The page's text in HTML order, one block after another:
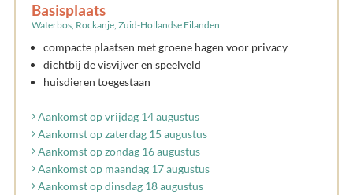
Basisplaats
Waterbos, Rockanje, Zuid-Hollandse Eilanden
compacte plaatsen met groene hagen voor privacy
dichtbij de visvijver en speelveld
huisdieren toegestaan
Aankomst op vrijdag 14 augustus
Aankomst op zaterdag 15 augustus
Aankomst op zondag 16 augustus
Aankomst op maandag 17 augustus
Aankomst op dinsdag 18 augustus